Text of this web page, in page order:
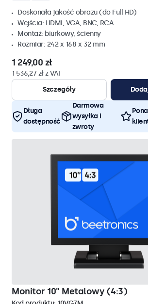
Doskonała jakość obrazu (do Full HD)
Wejścia: HDMI, VGA, BNC, RCA
Montaż: biurkowy, ścienny
Rozmiar: 242 x 168 x 32 mm
1 249,00 zł
1 536,27 zł z VAT
Szczegóły
Długa
dostępność
Darmowa
wysyłka i
zwroty
Monitor 10" Metalowy (4:3)